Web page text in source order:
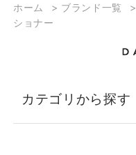
ホーム > ブランド一覧 >
ショナー
カテゴリから探す